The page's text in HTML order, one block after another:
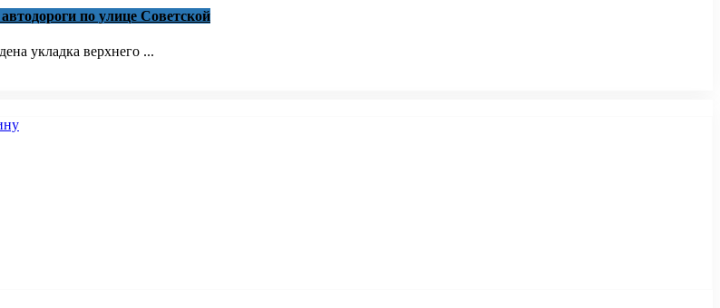
по улице Советской
укладка верхнего ...